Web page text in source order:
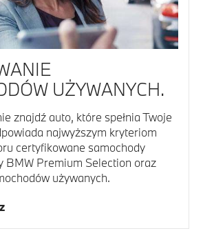
UŻYWANYCH.
znajdź auto, które spełnia Twoje
najwyższym kryteriom
certyfikowane samochody
BMW Premium Selection oraz
używanych.